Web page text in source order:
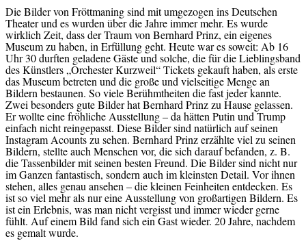
Die Bilder von Fröttmaning sind mit umgezogen ins Deutschen
Theater und es wurden über die Jahre immer mehr. Es wurde
wirklich Zeit, dass der Traum von Bernhard Prinz, ein eigenes
Museum zu haben, in Erfüllung geht. Heute war es soweit: Ab 16
Uhr 30 durften geladene Gäste und solche, die für die Lieblingsband
des Künstlers „Orchester Kurzweil“ Tickets gekauft haben, als erste
das Museum betreten und die große und vielseitige Menge an
Bildern bestaunen. So viele Berühmtheiten die fast jeder kannte.
Zwei besonders gute Bilder hat Bernhard Prinz zu Hause gelassen.
Er wollte eine fröhliche Ausstellung – da hätten Putin und Trump
einfach nicht reingepasst. Diese Bilder sind natürlich auf seinen
Instagram Acounts zu sehen. Bernhard Prinz erzählte viel zu seinen
Bildern, stellte auch Menschen vor, die sich darauf befanden, z. B.
die Tassenbilder mit seinen besten Freund. Die Bilder sind nicht nur
im Ganzen fantastisch, sondern auch im kleinsten Detail. Vor ihnen
stehen, alles genau ansehen – die kleinen Feinheiten entdecken. Es
ist so viel mehr als nur eine Ausstellung von großartigen Bildern. Es
ist ein Erlebnis, was man nicht vergisst und immer wieder gerne
fühlt. Auf einem Bild fand sich ein Gast wieder. 20 Jahre, nachdem
es gemalt wurde.